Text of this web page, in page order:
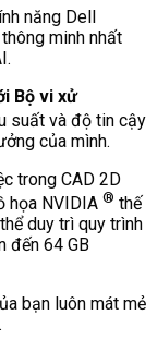
năng Dell
minh nhất
Bộ vi xử
suất và độ tin cậy
của mình.
trong CAD 2D
họa NVIDIA ® thế
duy trì quy trình
đến 64 GB
bạn luôn mát mẻ